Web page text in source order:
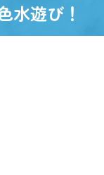
水遊び！